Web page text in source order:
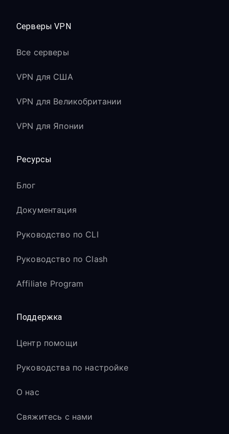
Серверы VPN
Все серверы
VPN для США
VPN для Великобритании
VPN для Японии
Ресурсы
Блог
Документация
Руководство по CLI
Руководство по Clash
Affiliate Program
Поддержка
Центр помощи
Руководства по настройке
О нас
Свяжитесь с нами